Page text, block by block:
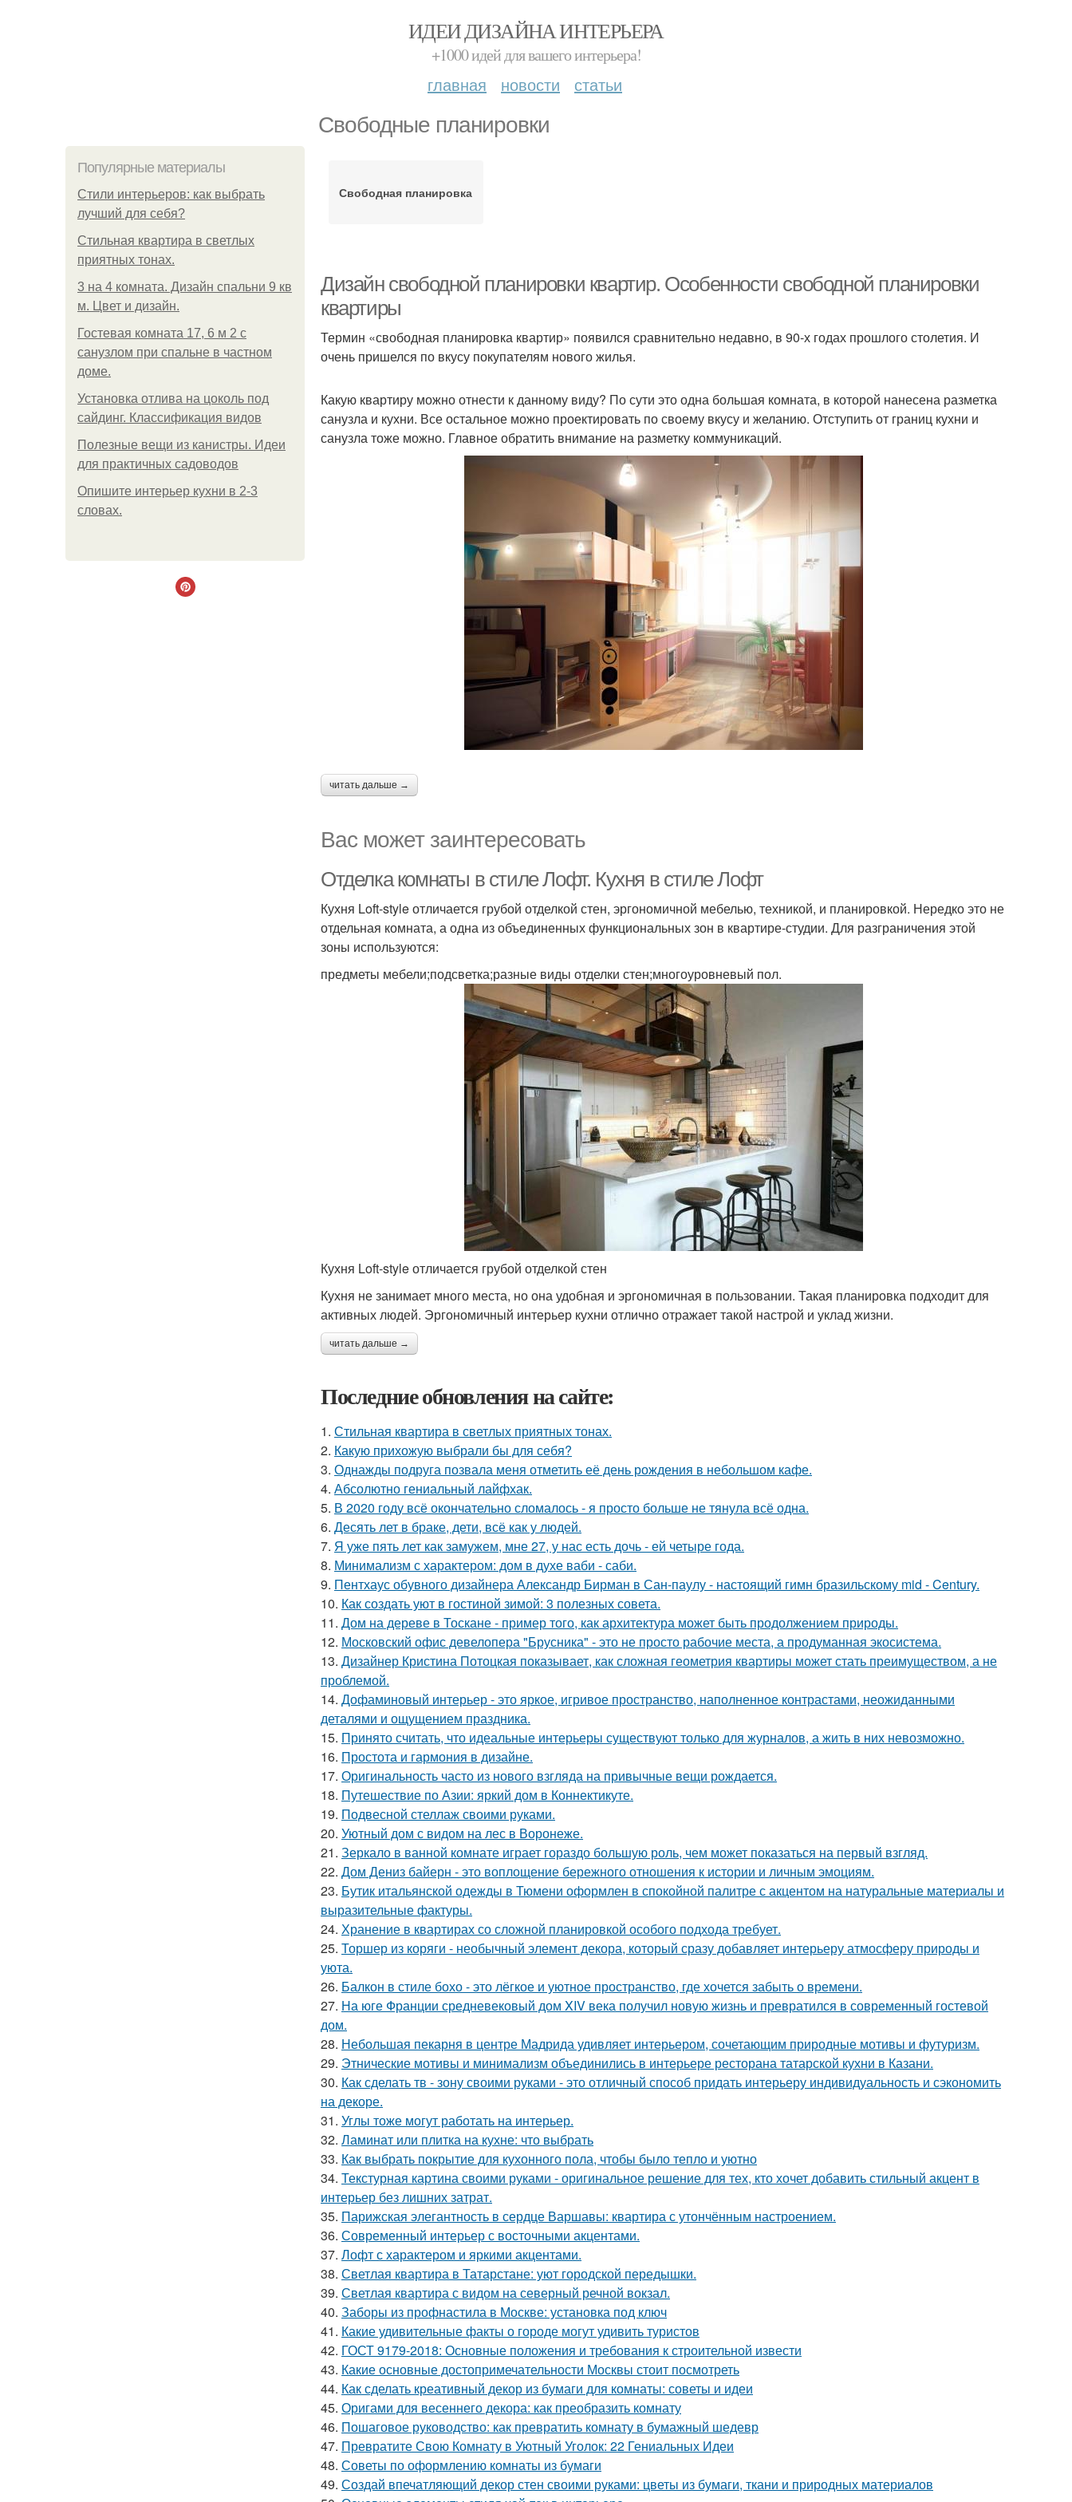
ИДЕИ ДИЗАЙНА ИНТЕРЬЕРА
+1000 идей для вашего интерьера!
главная новости статьи
Свободные планировки
Популярные материалы
Стили интерьеров: как выбрать
лучший для себя?
Стильная квартира в светлых
приятных тонах.
3 на 4 комната. Дизайн спальни 9 кв
м. Цвет и дизайн.
Гостевая комната 17, 6 м 2 с
санузлом при спальне в частном
доме.
Установка отлива на цоколь под
сайдинг. Классификация видов
Полезные вещи из канистры. Идеи
для практичных садоводов
Опишите интерьер кухни в 2-3
словах.
Свободная планировка
Дизайн свободной планировки квартир. Особенности свободной планировки
квартиры
Термин «свободная планировка квартир» появился сравнительно недавно, в 90-х годах прошлого столетия. И
очень пришелся по вкусу покупателям нового жилья.
Какую квартиру можно отнести к данному виду? По сути это одна большая комната, в которой нанесена разметка
санузла и кухни. Все остальное можно проектировать по своему вкусу и желанию. Отступить от границ кухни и
санузла тоже можно. Главное обратить внимание на разметку коммуникаций.
читать дальше →
Вас может заинтересовать
Отделка комнаты в стиле Лофт. Кухня в стиле Лофт
Кухня Loft-style отличается грубой отделкой стен, эргономичной мебелью, техникой, и планировкой. Нередко это не
отдельная комната, а одна из объединенных функциональных зон в квартире-студии. Для разграничения этой
зоны используются:
предметы мебели;подсветка;разные виды отделки стен;многоуровневый пол.
Кухня Loft-style отличается грубой отделкой стен
Кухня не занимает много места, но она удобная и эргономичная в пользовании. Такая планировка подходит для
активных людей. Эргономичный интерьер кухни отлично отражает такой настрой и уклад жизни.
читать дальше →
Последние обновления на сайте:
1. Стильная квартира в светлых приятных тонах.
2. Какую прихожую выбрали бы для себя?
3. Однажды подруга позвала меня отметить её день рождения в небольшом кафе.
4. Абсолютно гениальный лайфхак.
5. В 2020 году всё окончательно сломалось - я просто больше не тянула всё одна.
6. Десять лет в браке, дети, всё как у людей.
7. Я уже пять лет как замужем, мне 27, у нас есть дочь - ей четыре года.
8. Минимализм с характером: дом в духе ваби - саби.
9. Пентхаус обувного дизайнера Александр Бирман в Сан-паулу - настоящий гимн бразильскому mid - Century.
10. Как создать уют в гостиной зимой: 3 полезных совета.
11. Дом на дереве в Тоскане - пример того, как архитектура может быть продолжением природы.
12. Московский офис девелопера "Брусника" - это не просто рабочие места, а продуманная экосистема.
13. Дизайнер Кристина Потоцкая показывает, как сложная геометрия квартиры может стать преимуществом, а не
проблемой.
14. Дофаминовый интерьер - это яркое, игривое пространство, наполненное контрастами, неожиданными
деталями и ощущением праздника.
15. Принято считать, что идеальные интерьеры существуют только для журналов, а жить в них невозможно.
16. Простота и гармония в дизайне.
17. Оригинальность часто из нового взгляда на привычные вещи рождается.
18. Путешествие по Азии: яркий дом в Коннектикуте.
19. Подвесной стеллаж своими руками.
20. Уютный дом с видом на лес в Воронеже.
21. Зеркало в ванной комнате играет гораздо большую роль, чем может показаться на первый взгляд.
22. Дом Дениз байерн - это воплощение бережного отношения к истории и личным эмоциям.
23. Бутик итальянской одежды в Тюмени оформлен в спокойной палитре с акцентом на натуральные материалы и
выразительные фактуры.
24. Хранение в квартирах со сложной планировкой особого подхода требует.
25. Торшер из коряги - необычный элемент декора, который сразу добавляет интерьеру атмосферу природы и
уюта.
26. Балкон в стиле бохо - это лёгкое и уютное пространство, где хочется забыть о времени.
27. На юге Франции средневековый дом XIV века получил новую жизнь и превратился в современный гостевой
дом.
28. Небольшая пекарня в центре Мадрида удивляет интерьером, сочетающим природные мотивы и футуризм.
29. Этнические мотивы и минимализм объединились в интерьере ресторана татарской кухни в Казани.
30. Как сделать тв - зону своими руками - это отличный способ придать интерьеру индивидуальность и сэкономить
на декоре.
31. Углы тоже могут работать на интерьер.
32. Ламинат или плитка на кухне: что выбрать
33. Как выбрать покрытие для кухонного пола, чтобы было тепло и уютно
34. Текстурная картина своими руками - оригинальное решение для тех, кто хочет добавить стильный акцент в
интерьер без лишних затрат.
35. Парижская элегантность в сердце Варшавы: квартира с утончённым настроением.
36. Современный интерьер с восточными акцентами.
37. Лофт с характером и яркими акцентами.
38. Светлая квартира в Татарстане: уют городской передышки.
39. Светлая квартира с видом на северный речной вокзал.
40. Заборы из профнастила в Москве: установка под ключ
41. Какие удивительные факты о городе могут удивить туристов
42. ГОСТ 9179-2018: Основные положения и требования к строительной извести
43. Какие основные достопримечательности Москвы стоит посмотреть
44. Как сделать креативный декор из бумаги для комнаты: советы и идеи
45. Оригами для весеннего декора: как преобразить комнату
46. Пошаговое руководство: как превратить комнату в бумажный шедевр
47. Превратите Свою Комнату в Уютный Уголок: 22 Гениальных Идеи
48. Советы по оформлению комнаты из бумаги
49. Создай впечатляющий декор стен своими руками: цветы из бумаги, ткани и природных материалов